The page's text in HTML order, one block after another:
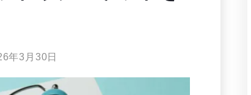
年3月30日